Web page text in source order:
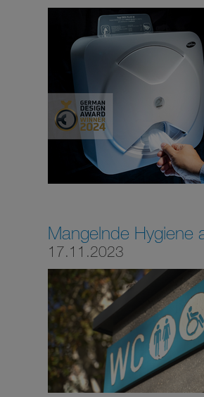
Mangelnde Hygiene
17.11.2023